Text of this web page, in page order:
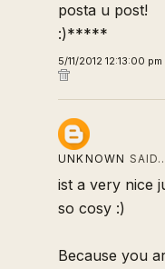
posta u post!
:)*****
5/11/2012 12:13:00 pm
UNKNOWN
ist a very nice
so cosy :)
Because you